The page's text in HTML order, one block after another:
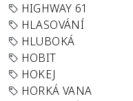
HIGHWAY 61
HLASOVÁNÍ
HLUBOKÁ
HOBIT
HOKEJ
HORKÁ VANA